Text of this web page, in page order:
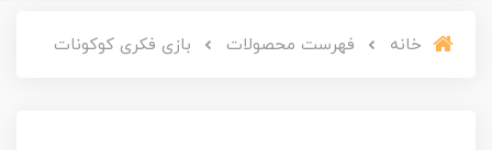
خانه فهرست محصولات بازی فکری کوکونات